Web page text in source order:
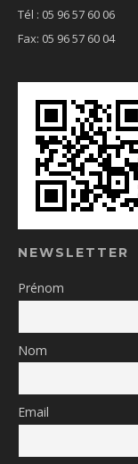
Tél : 05 96 57 60 06
Fax: 05 96 57 60 04
NEWSLETTER
Prénom
Nom
Email